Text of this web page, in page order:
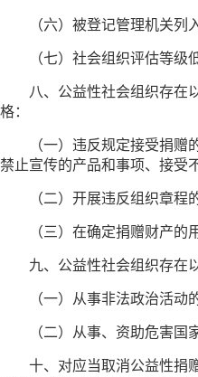
（六）被登记管理机关列
（七）社会组织评估等级
八、公益性社会组织存在
格：
（一）违反规定接受捐
禁止宣传的产品和事项、接受
（二）开展违反组织章
（三）在确定捐赠财产
九、公益性社会组织存在
（一）从事非法政治活动
（二）从事、资助危害国
十、对应当取消公益性捐